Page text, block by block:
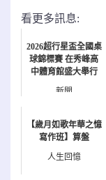
看更多訊息:
2026超行星盃全國桌
球錦標賽 在秀峰高
中體育館盛大舉行
新聞
【歲月如歌年華之憶
寫作班】算盤
人生回憶